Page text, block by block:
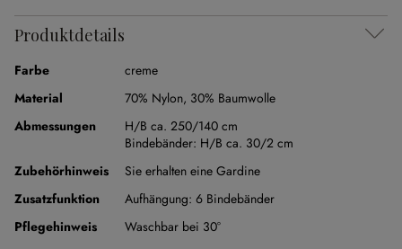
Produktdetails
Farbe
creme
Material
70% Nylon, 30% Baumwolle
Abmessungen
H/B ca. 250/140 cm
Bindebänder: H/B ca. 30/2 cm
Zubehörhinweis
Sie erhalten eine Gardine
Zusatzfunktion
Aufhängung: 6 Bindebänder
Pflegehinweis
Waschbar bei 30°